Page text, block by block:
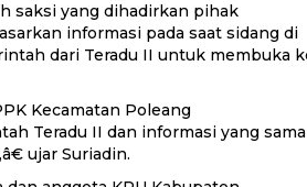
saksi yang dihadirkan pihak
informasi pada saat sidang di
dari Teradu II untuk membuka
Kecamatan Poleang
Teradu II dan informasi yang sama
ujar Suriadin.